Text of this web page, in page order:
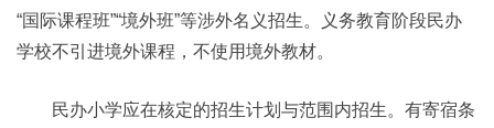
“国际课程班”“境外班”等涉外名义招生。义务教育阶段民办
学校不引进境外课程，不使用境外教材。
民办小学应在核定的招生计划与范围内招生。有寄宿条